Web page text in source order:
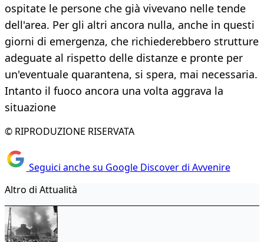
ospitate le persone che già vivevano nelle tende
dell'area. Per gli altri ancora nulla, anche in questi
giorni di emergenza, che richiederebbero strutture
adeguate al rispetto delle distanze e pronte per
un'eventuale quarantena, si spera, mai necessaria.
Intanto il fuoco ancora una volta aggrava la
situazione
© RIPRODUZIONE RISERVATA
Seguici anche su Google Discover di Avvenire
Altro di Attualità